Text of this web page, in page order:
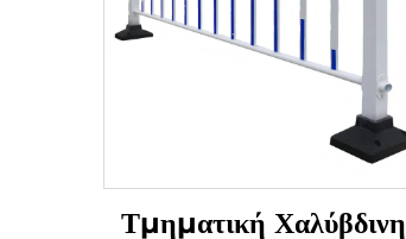
Τμηματική Χαλύβδινη